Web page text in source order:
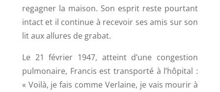
regagner la maison. Son esprit reste pourtant
intact et il continue à recevoir ses amis sur son
lit aux allures de grabat.
Le 21 février 1947, atteint d’une congestion
pulmonaire, Francis est transporté à l’hôpital :
« Voilà, je fais comme Verlaine, je vais mourir à